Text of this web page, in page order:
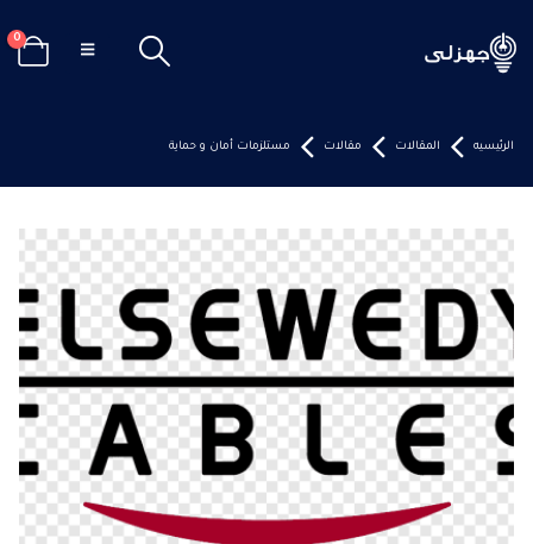
0
الرئيسيه المقالات مقالات مستلزمات أمان و حماية